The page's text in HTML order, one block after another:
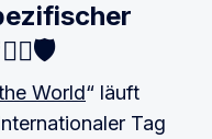
World“ läuft
Tag